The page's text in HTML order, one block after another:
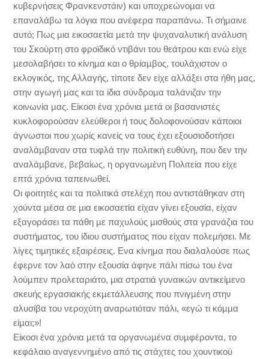
κυβερνήσεις Φρανκενστάιν) και υποχρεώνοµαι να
επαναλάβω τα λόγια που ανέφερα παραπάνω. Τι σήµαινε
αυτό; Πως µια εικοσαετία µετά την ψυχαναλυτική ανάλυση
του Σκούρτη στο φροϊδικό ντιβάνι του θεάτρου και ενώ είχε
µεσολαβήσει το κίνηµα και ο θρίαµβος, τουλάχιστον ο
εκλογικός, της Αλλαγής, τίποτε δεν είχε αλλάξει στα ήθη µας,
στην αγωγή µας και τα ίδια σύνδροµα ταλάνιζαν την
κοινωνία µας. Είκοσι ένα χρόνια µετά οι βασανιστές
κυκλοφορούσαν ελεύθεροι ή τους δολοφονούσαν κάποιοι
άγνωστοι που χωρίς κανείς να τους έχει εξουσιοδοτήσει
αναλάµβαναν στα τυφλά την πολιτική ευθύνη, που δεν την
αναλάµβανε, βεβαίως, η οργανωµένη Πολιτεία που είχε
επτά χρόνια ταπεινωθεί.
Οι φοιτητές και τα πολιτικά στελέχη που αντιστάθηκαν στη
χούντα µέσα σε µια εικοσαετία είχαν γίνει εξουσία, είχαν
εξαγοράσει τα πάθη µε παχυλούς µισθούς στα γρανάζια του
συστήµατος, του ίδιου συστήµατος που είχαν πολεµήσει. Με
λίγες τιµητικές εξαιρέσεις. Ενα κίνηµα που διαλαλούσε πως
έφερνε τον λαό στην εξουσία άφηνε πάλι πίσω του ένα
λούµπεν προλεταριάτο, µια στρατιά γυναικών αντικείµενο
σκευής εργασιακής εκµετάλλευσης που πνιγµένη στην
αλυσίβα του νεροχύτη αναρωτιόταν πάλι, «εγώ τι κόµµα
είµαι;»!
Είκοσι ένα χρόνια µετά τα οργανωµένα συµφέροντα, το
κεφάλαιο αναγεννηµένο από τις στάχτες του χουντικού